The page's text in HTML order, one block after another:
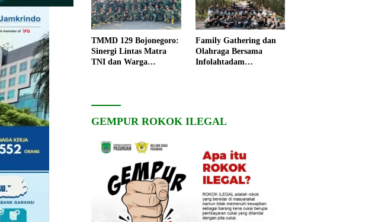
TMMD 129 Bojonegoro:
Sinergi Lintas Matra
TNI dan Warga
Family Gathering dan
Olahraga Bersama
Infolahtadam
GEMPUR ROKOK ILEGAL